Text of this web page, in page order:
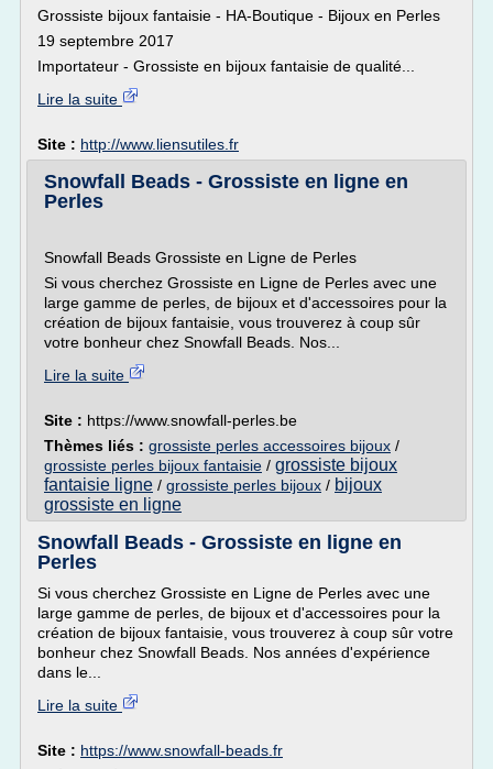
Grossiste bijoux fantaisie - HA-Boutique - Bijoux en Perles
19 septembre 2017
Importateur - Grossiste en bijoux fantaisie de qualité...
Lire la suite
Site : http://www.liensutiles.fr
Snowfall Beads - Grossiste en ligne en
Perles
Snowfall Beads Grossiste en Ligne de Perles
Si vous cherchez Grossiste en Ligne de Perles avec une
large gamme de perles, de bijoux et d'accessoires pour la
création de bijoux fantaisie, vous trouverez à coup sûr
votre bonheur chez Snowfall Beads. Nos...
Lire la suite
Site : https://www.snowfall-perles.be
Thèmes liés : grossiste perles accessoires bijoux /
grossiste perles bijoux fantaisie / grossiste bijoux
fantaisie ligne / grossiste perles bijoux / bijoux
grossiste en ligne
Snowfall Beads - Grossiste en ligne en
Perles
Si vous cherchez Grossiste en Ligne de Perles avec une
large gamme de perles, de bijoux et d'accessoires pour la
création de bijoux fantaisie, vous trouverez à coup sûr votre
bonheur chez Snowfall Beads. Nos années d'expérience
dans le...
Lire la suite
Site : https://www.snowfall-beads.fr